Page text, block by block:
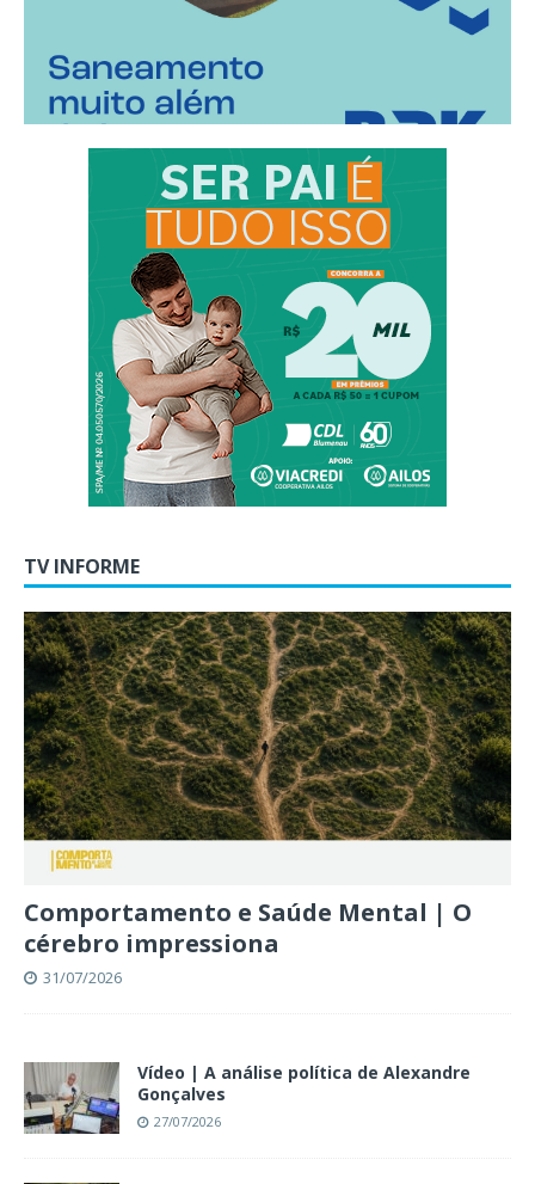
TV INFORME
Comportamento e Saúde Mental | O
cérebro impressiona
31/07/2026
Vídeo | A análise política de Alexandre
Gonçalves
27/07/2026